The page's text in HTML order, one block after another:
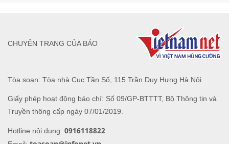
Tòa soạn: Tòa nhà Cục Tần Số, 115 Trần Duy Hưng Hà Nội
Giấy phép hoạt động báo chí: Số 09/GP-BTTTT, Bộ Thông tin và
Truyền thông cấp ngày 07/01/2019.
Hotline nội dung: 0916118822
CHUYÊN TRANG CỦA BÁO